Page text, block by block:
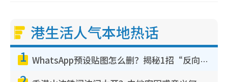
港生活人气本地热话
1 WhatsApp预设贴图怎么删？揭秘1招“反向操作”还原简洁界面 附3步实测教程